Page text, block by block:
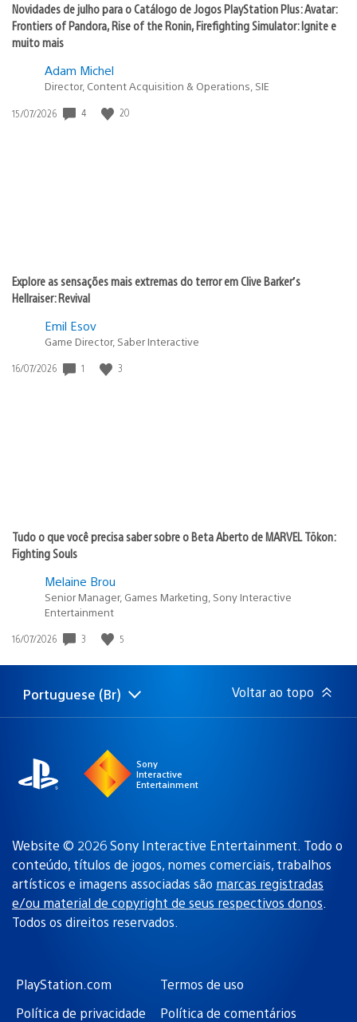
Novidades de julho para o Catálogo de Jogos PlayStation Plus: Avatar:
Frontiers of Pandora, Rise of the Ronin, Firefighting Simulator: Ignite e
muito mais
Adam Michel
Director, Content Acquisition & Operations, SIE
Data
15/07/2026 4 20
Explore as sensações mais extremas do terror em Clive Barker’s
Hellraiser: Revival
Emil Esov
Game Director, Saber Interactive
Data
16/07/2026 1 3
Tudo o que você precisa saber sobre o Beta Aberto de MARVEL Tōkon:
Fighting Souls
Melaine Brou
Senior Manager, Games Marketing, Sony Interactive
Entertainment
Data
publicação:
16/07/2026 3 5
Selecione
uma
Região
atual:
Portuguese (Br) Voltar ao topo
Sony
Interactive
Entertainment
Website © 2026 Sony Interactive Entertainment. Todo o
conteúdo, títulos de jogos, nomes comerciais, trabalhos
artísticos e imagens associadas são marcas registradas
e/ou material de copyright de seus respectivos donos.
Todos os direitos reservados.
PlayStation.com
Termos de uso
Política de privacidade
Política de comentários